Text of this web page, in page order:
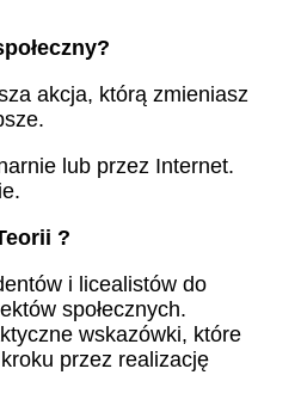
akcja, którą zmieniasz
lub przez Internet.
?
i licealistów do
społecznych.
wskazówki, które
przez realizację